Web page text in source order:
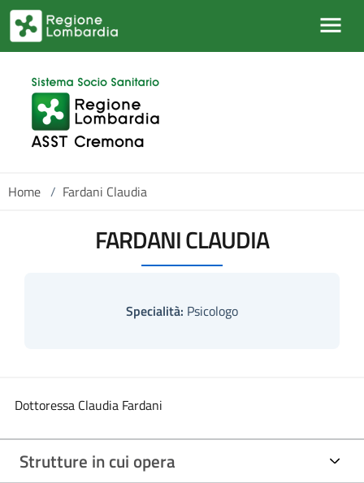
Skip to main content
Home / Fardani Claudia
FARDANI CLAUDIA
Specialità: Psicologo
Dottoressa Claudia Fardani
Strutture in cui opera